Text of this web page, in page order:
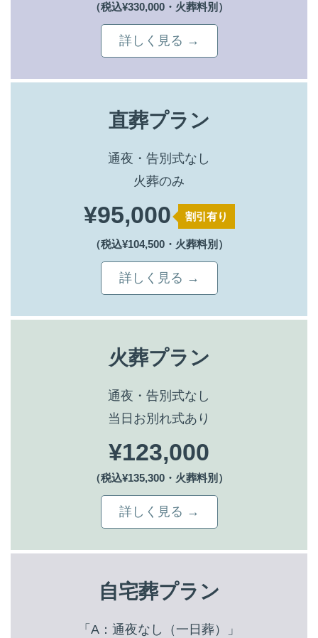
（税込¥330,000・火葬料別）
詳しく見る →
直葬プラン
通夜・告別式なし
火葬のみ
¥95,000 割引有り
（税込¥104,500・火葬料別）
詳しく見る →
火葬プラン
通夜・告別式なし
当日お別れ式あり
¥123,000
（税込¥135,300・火葬料別）
詳しく見る →
自宅葬プラン
「A：通夜なし（一日葬）」